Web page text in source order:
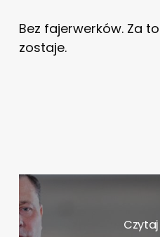
Bez fajerwerków. Za
zostaje.